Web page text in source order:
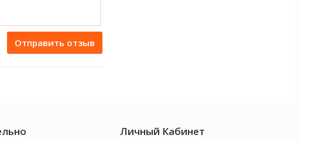
Отправить отзыв
Личный Кабинет